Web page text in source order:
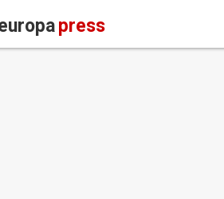
press